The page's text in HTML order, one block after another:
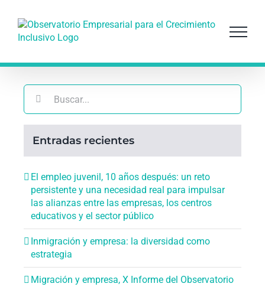
contenido
Buscar:
Entradas recientes
El empleo juvenil, 10 años después: un reto
persistente y una necesidad real para impulsar
las alianzas entre las empresas, los centros
educativos y el sector público
Inmigración y empresa: la diversidad como
estrategia
Migración y empresa, X Informe del Observatorio